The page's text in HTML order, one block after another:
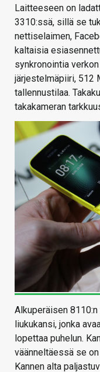
Laitteeseen on
3310:ssä, sillä se
nettiselaimen,
kaltaisia
synkronointia
järjestelmäpiiri, 512
tallennustilaa.
takakameran
Alkuperäisen
liukukansi, jonka
lopettaa puhelun.
väänneltäessä se
Kannen alta